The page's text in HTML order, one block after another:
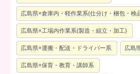
広島県×倉庫内・軽作業系(仕分け・梱包・検
広島県×工場内作業系(製造・組立・加工)
広島県×運搬・配送・ドライバー系 広島
広島県×保育・教育・講師系